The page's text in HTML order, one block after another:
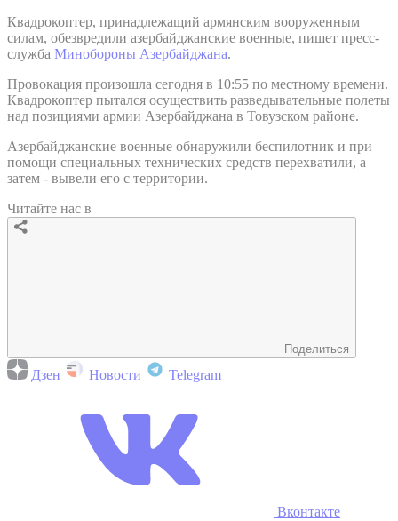
Квадрокоптер, принадлежащий армянским вооруженным
силам, обезвредили азербайджанские военные, пишет пресс-
служба Минобороны Азербайджана.
Провокация произошла сегодня в 10:55 по местному времени.
Квадрокоптер пытался осуществить разведывательные полеты
над позициями армии Азербайджана в Товузском районе.
Азербайджанские военные обнаружили беспилотник и при
помощи специальных технических средств перехватили, а
затем - вывели его с территории.
Читайте нас в
Поделиться
Дзен Новости Telegram
Вконтакте